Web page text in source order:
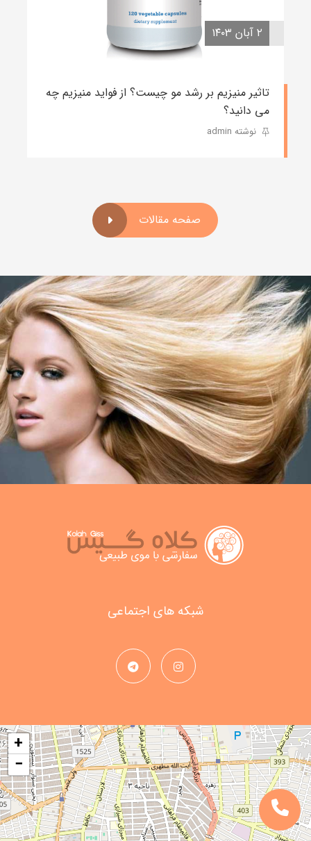
۲ آبان ۱۴۰۳
تاثیر منیزیم بر رشد مو چیست؟ از فواید منیزیم چه
می دانید؟
نوشته admin
صفحه مقالات
شبکه های اجتماعی
+
−